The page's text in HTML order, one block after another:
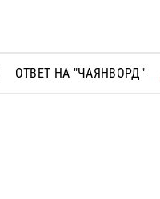
ОТВЕТ НА "ЧАЯНВОРД"